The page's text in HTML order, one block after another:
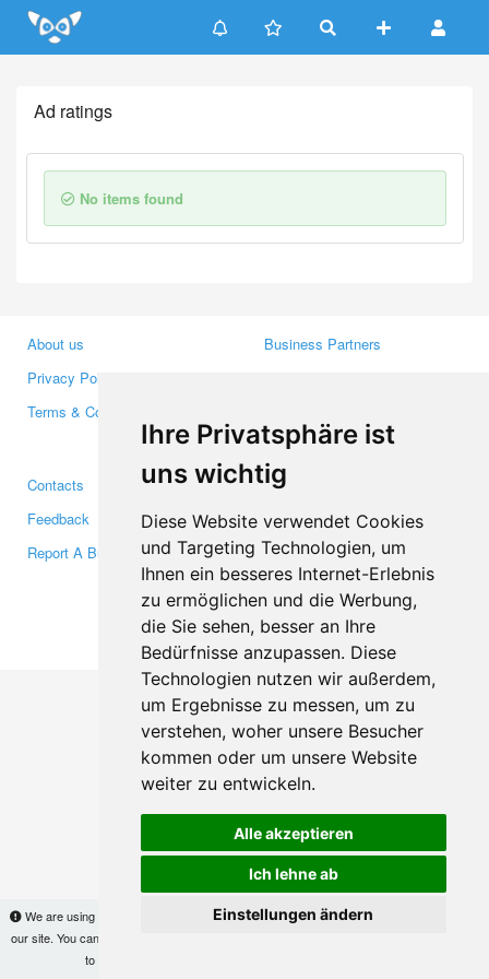
Ihre Privatsphäre ist
uns wichtig
Diese Website verwendet Cookies
und Targeting Technologien, um
Ihnen ein besseres Internet-Erlebnis
zu ermöglichen und die Werbung,
die Sie sehen, besser an Ihre
Bedürfnisse anzupassen. Diese
Technologien nutzen wir außerdem,
um Ergebnisse zu messen, um zu
verstehen, woher unsere Besucher
kommen oder um unsere Website
weiter zu entwickeln.
Alle akzeptieren
Ich lehne ab
Einstellungen ändern
Update cookies preferences
We are using cookies to provide statistics that help us give you the best experience of
our site. You can find out more
to use the site without changes, you are agreeing to it.
Ad ratings
No items found
About us
Privacy Policy
Terms & Conditions
Business Partners
Media
Contacts
Feedback
Report A Bug
Facebook
Twitter
YouTube
Google+
Makis© Copyright 2026